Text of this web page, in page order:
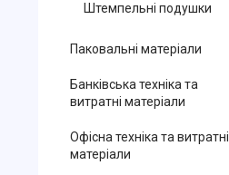
Штемпельні подушки
Паковальні матеріали
Банківська техніка та
витратні матеріали
Офісна техніка та витратні
матеріали